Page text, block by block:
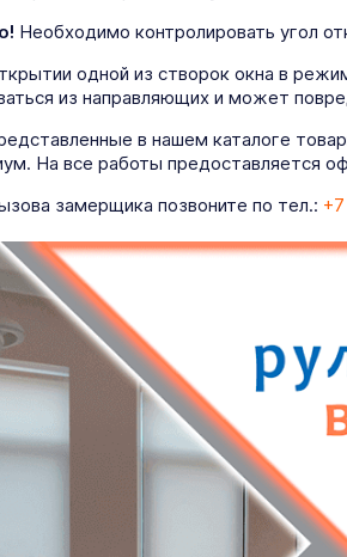
Необходимо контролировать угол
одной из створок окна в
из направляющих и может
в нашем каталоге
На все работы предоставляется
замерщика позвоните по тел.: